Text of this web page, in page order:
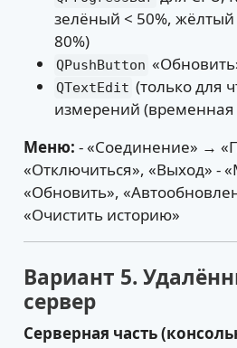
зелёный < 50%,
80%)
QPushButton
QTextEdit (только для
измерений (временная
Меню: - «Соединение» →
«Отключиться», «Выход» -
«Обновить»,
«Очистить историю»
Вариант 5.
сервер
Серверная часть